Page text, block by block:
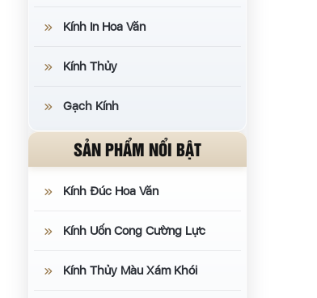
Kính In Hoa Văn
Kính Thủy
Gạch Kính
SẢN PHẨM NỔI BẬT
Kính Đúc Hoa Văn
Kính Uốn Cong Cường Lực
Kính Thủy Màu Xám Khói